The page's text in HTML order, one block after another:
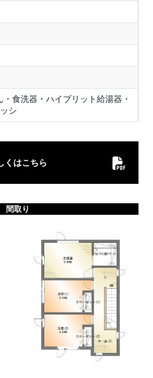
食洗器・ハイブリット給湯器・
シ
くはこちら
間取り